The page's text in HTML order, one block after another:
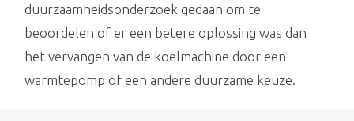
duurzaamheidsonderzoek gedaan om te
beoordelen of er een betere oplossing was dan
het vervangen van de koelmachine door een
warmtepomp of een andere duurzame keuze.